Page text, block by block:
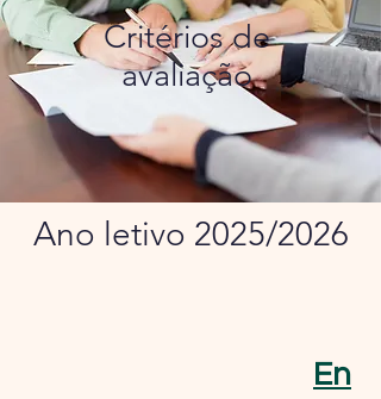
Critérios de
avaliação
En
Ano letivo 2025/2026